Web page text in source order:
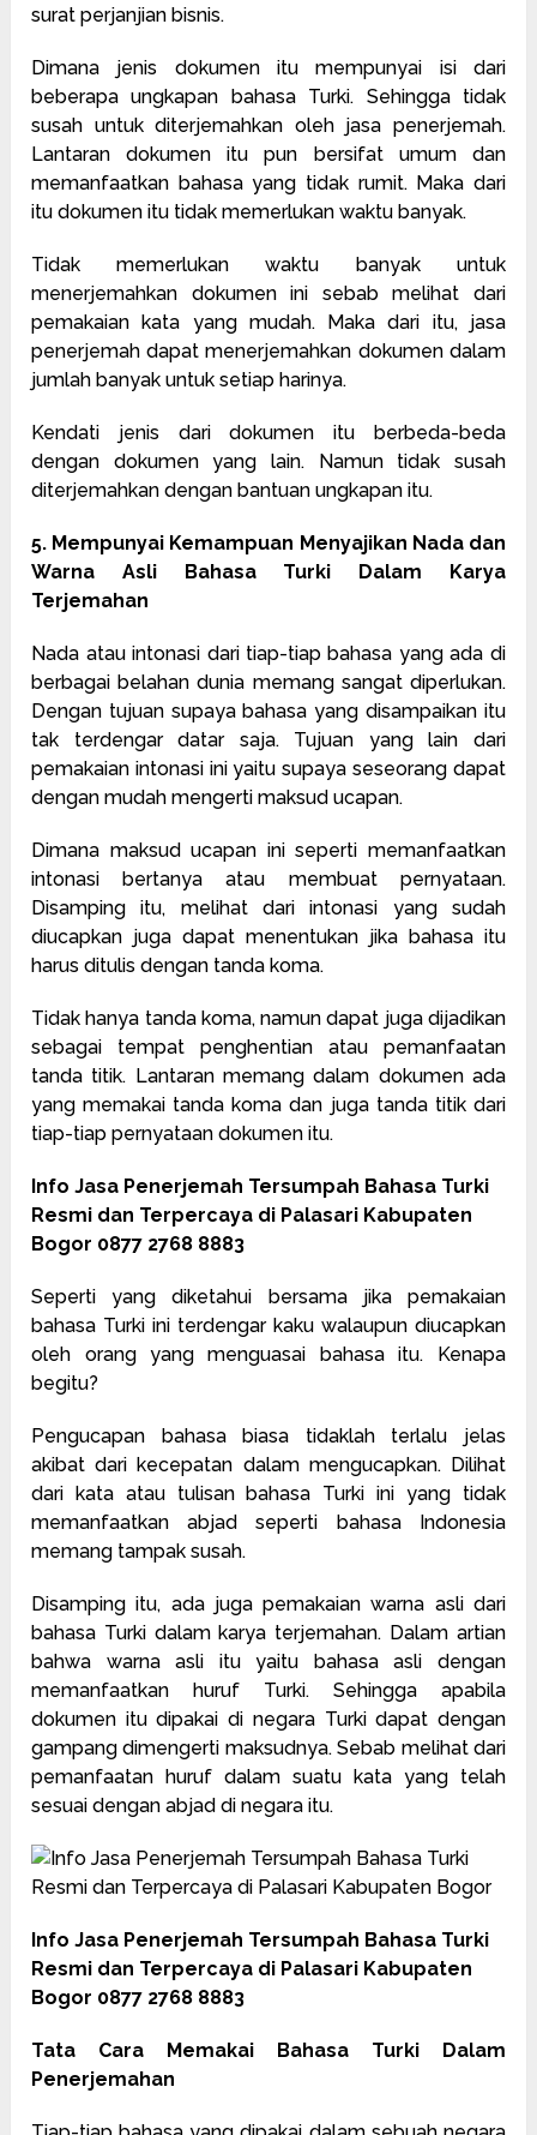
surat perjanjian bisnis.
Dimana jenis dokumen itu mempunyai isi dari
beberapa ungkapan bahasa Turki. Sehingga tidak
susah untuk diterjemahkan oleh jasa penerjemah.
Lantaran dokumen itu pun bersifat umum dan
memanfaatkan bahasa yang tidak rumit. Maka dari
itu dokumen itu tidak memerlukan waktu banyak.
Tidak memerlukan waktu banyak untuk
menerjemahkan dokumen ini sebab melihat dari
pemakaian kata yang mudah. Maka dari itu, jasa
penerjemah dapat menerjemahkan dokumen dalam
jumlah banyak untuk setiap harinya.
Kendati jenis dari dokumen itu berbeda-beda
dengan dokumen yang lain. Namun tidak susah
diterjemahkan dengan bantuan ungkapan itu.
5. Mempunyai Kemampuan Menyajikan Nada dan
Warna Asli Bahasa Turki Dalam Karya
Terjemahan
Nada atau intonasi dari tiap-tiap bahasa yang ada di
berbagai belahan dunia memang sangat diperlukan.
Dengan tujuan supaya bahasa yang disampaikan itu
tak terdengar datar saja. Tujuan yang lain dari
pemakaian intonasi ini yaitu supaya seseorang dapat
dengan mudah mengerti maksud ucapan.
Dimana maksud ucapan ini seperti memanfaatkan
intonasi bertanya atau membuat pernyataan.
Disamping itu, melihat dari intonasi yang sudah
diucapkan juga dapat menentukan jika bahasa itu
harus ditulis dengan tanda koma.
Tidak hanya tanda koma, namun dapat juga dijadikan
sebagai tempat penghentian atau pemanfaatan
tanda titik. Lantaran memang dalam dokumen ada
yang memakai tanda koma dan juga tanda titik dari
tiap-tiap pernyataan dokumen itu.
Info Jasa Penerjemah Tersumpah Bahasa Turki
Resmi dan Terpercaya di Palasari Kabupaten
Bogor 0877 2768 8883
Seperti yang diketahui bersama jika pemakaian
bahasa Turki ini terdengar kaku walaupun diucapkan
oleh orang yang menguasai bahasa itu. Kenapa
begitu?
Pengucapan bahasa biasa tidaklah terlalu jelas
akibat dari kecepatan dalam mengucapkan. Dilihat
dari kata atau tulisan bahasa Turki ini yang tidak
memanfaatkan abjad seperti bahasa Indonesia
memang tampak susah.
Disamping itu, ada juga pemakaian warna asli dari
bahasa Turki dalam karya terjemahan. Dalam artian
bahwa warna asli itu yaitu bahasa asli dengan
memanfaatkan huruf Turki. Sehingga apabila
dokumen itu dipakai di negara Turki dapat dengan
gampang dimengerti maksudnya. Sebab melihat dari
pemanfaatan huruf dalam suatu kata yang telah
sesuai dengan abjad di negara itu.
Info Jasa Penerjemah Tersumpah Bahasa Turki
Resmi dan Terpercaya di Palasari Kabupaten
Bogor 0877 2768 8883
Tata Cara Memakai Bahasa Turki Dalam
Penerjemahan